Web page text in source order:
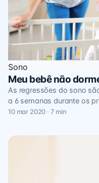
Sono
Meu bebê não
As regressões do sono
a 6 semanas durante os
10 mar 2020 · 7 min